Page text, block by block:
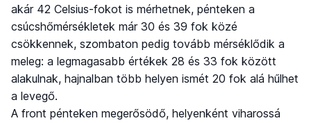
akár 42 Celsius-fokot is mérhetnek, pénteken a
csúcshőmérsékletek már 30 és 39 fok közé
csökkennek, szombaton pedig tovább mérséklődik a
meleg: a legmagasabb értékek 28 és 33 fok között
alakulnak, hajnalban több helyen ismét 20 fok alá hűlhet
a levegő.
A front pénteken megerősödő, helyenként viharossá